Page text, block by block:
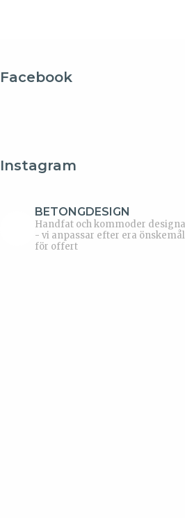
Facebook
Instagram
BETONGDESIGN
Handfat och kommoder
- vi anpassar efter era
för offert